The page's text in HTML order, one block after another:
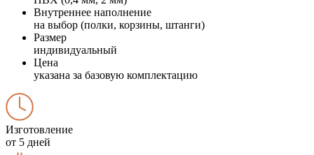
Внутреннее наполнение
на выбор (полки, корзины, штанги)
Размер
индивидуальный
Цена
указана за базовую комплектацию
Изготовление
от 5 дней